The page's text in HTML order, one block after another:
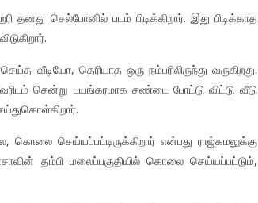
தனது செல்போனில் படம் பிடிக்கிறார். இது பிடிக்காத
வீடியோ, தெரியாத ஒரு நம்பரிலிருந்து வருகிறது.
சென்று பயங்கரமாக சண்டை போட்டு விட்டு வீடு
செய்யப்பட்டிருக்கிறார் என்பது ராஜ்கமலுக்கு
தம்பி மலைப்பகுதியில் கொலை செய்யப்பட்டும்,